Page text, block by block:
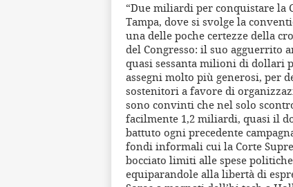
“Due miliardi per conquistare la
Tampa, dove si svolge la
una delle poche certezze della
del Congresso: il suo agguerrito
quasi sessanta milioni di dollari
assegni molto più generosi, per
sostenitori a favore di
sono convinti che nel solo
facilmente 1,2 miliardi, quasi il
battuto ogni precedente
fondi informali cui la Corte
bocciato limiti alle spese
equiparandole alla libertà di